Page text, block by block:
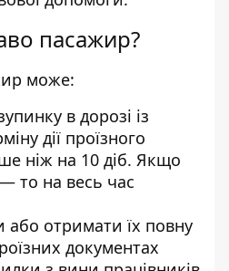
пасажир?
може:
в дорозі із
дії проїзного
ніж на 10 діб. Якщо
то на весь час
або отримати їх повну
документах